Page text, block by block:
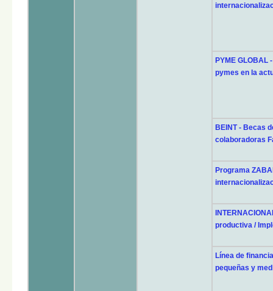
PYME
pymes en la
BEINT - Becas
colaboradoras
Programa
productiva /
Línea de
pequeñas y